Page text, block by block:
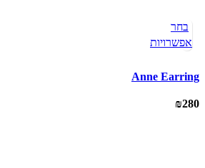
בחר
אפשרויות
Anne Earring
₪280